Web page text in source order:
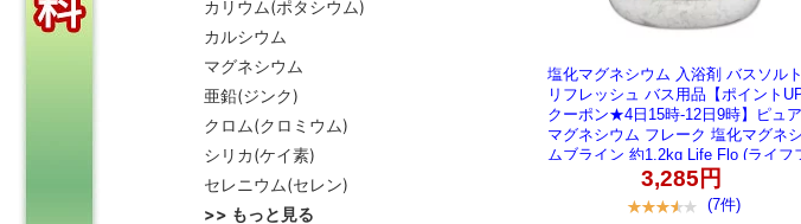
塩化マグネシウム 入浴剤 バスソルト
リフレッシュ バス用品【ポイント
クーポン★4日15時-12日9時】ピュア
マグネシウム フレーク 塩化マグネ
ムブライン 約1.2kg Life Flo (ライフ
ロー) Pure Magnesium Flakes 44oz
3,285円
(7件)